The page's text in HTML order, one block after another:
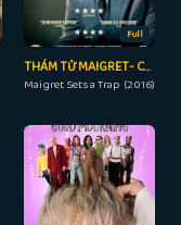
Full
THÁM TỬ MAIGRET- CẠM BẪY
Maigret Sets a Trap (2016)